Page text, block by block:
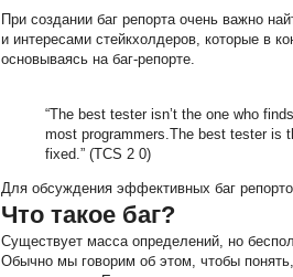
При создании баг репорта очень важно
и интересами стейкхолдеров, которые в
основываясь на баг-репорте.
“The best tester isn’t the one who
most programmers.The best tester is
fixed.” (TCS 2 0)
Для обсуждения эффективных баг
Что такое баг?
Существует масса определений, но
Обычно мы говорим об этом, чтобы